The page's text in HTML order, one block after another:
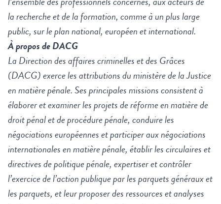
la recherche et de la formation, comme à un plus large
public, sur le plan national, européen et international.
À propos de DACG
La Direction des affaires criminelles et des Grâces
(DACG) exerce les attributions du ministère de la Justice
en matière pénale. Ses principales missions consistent à
élaborer et examiner les projets de réforme en matière de
droit pénal et de procédure pénale, conduire les
négociations européennes et participer aux négociations
internationales en matière pénale, établir les circulaires et
directives de politique pénale, expertiser et contrôler
l’exercice de l’action publique par les parquets généraux et
les parquets, et leur proposer des ressources et analyses